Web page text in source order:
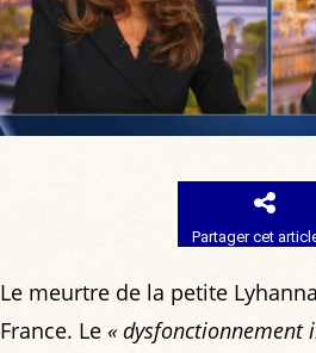
Partager cet
Le meurtre de la petite
France. Le « dysfonctionnement